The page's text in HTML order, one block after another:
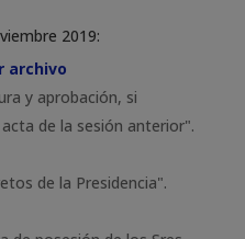
2019:
archivo
y aprobación, si
de la sesión anterior".
de la Presidencia".